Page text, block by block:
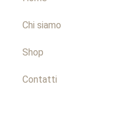
Chi siamo
Shop
Contatti